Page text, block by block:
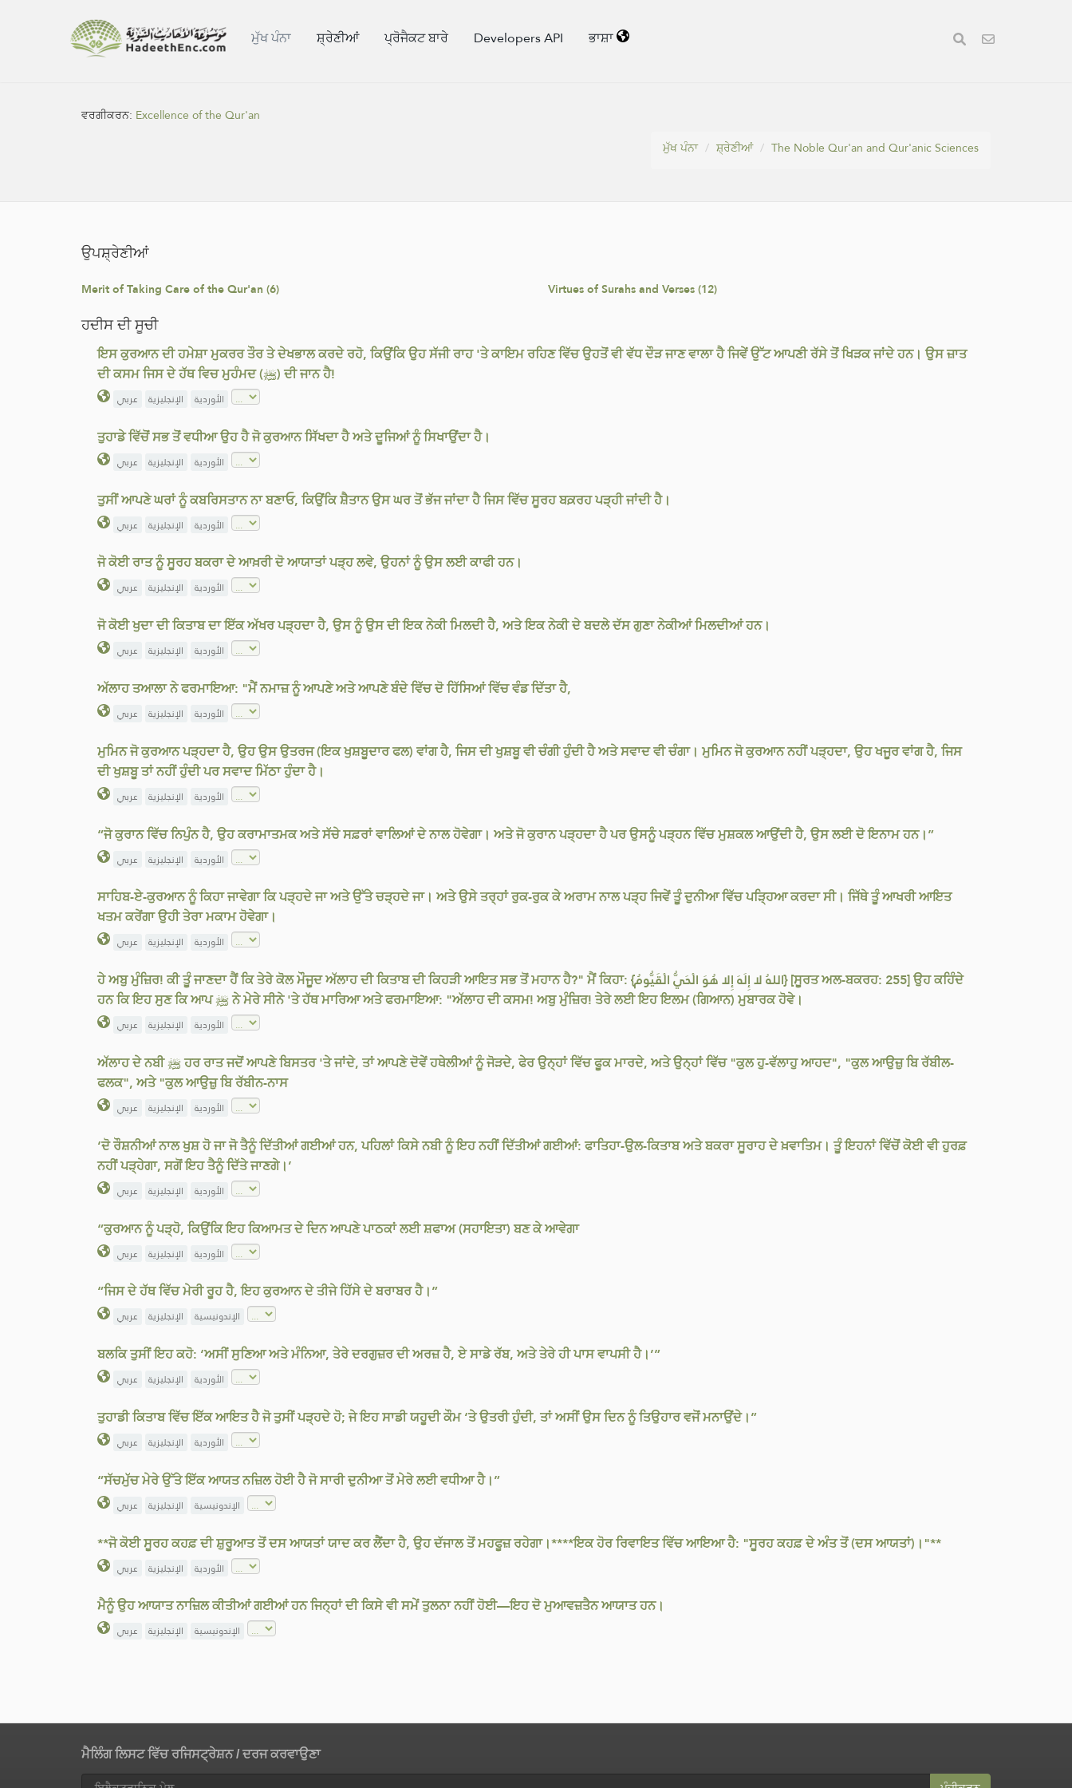
ਮੁੱਖ ਪੰਨਾ ਸ਼੍ਰੇਣੀਆਂ ਪ੍ਰੋਜੈਕਟ ਬਾਰੇ Developers API ਭਾਸ਼ਾ
ਵਰਗੀਕਰਨ: Excellence of the Qur'an
ਮੁੱਖ ਪੰਨਾ
ਸ਼੍ਰੇਣੀਆਂ The Noble Qur'an and Qur'anic Sciences
ਉਪਸ਼੍ਰੇਣੀਆਂ
Merit of Taking Care of the Qur'an (6) Virtues of Surahs and Verses (12)
ਹਦੀਸ ਦੀ ਸੂਚੀ
ਇਸ ਕੁਰਆਨ ਦੀ ਹਮੇਸ਼ਾ ਮੁਕਰਰ ਤੌਰ ਤੇ ਦੇਖਭਾਲ ਕਰਦੇ ਰਹੋ, ਕਿਉਂਕਿ ਉਹ ਸੱਜੀ ਰਾਹ 'ਤੇ ਕਾਇਮ ਰਹਿਣ ਵਿੱਚ ਉਹਤੋਂ ਵੀ ਵੱਧ ਦੌੜ ਜਾਣ ਵਾਲਾ ਹੈ ਜਿਵੇਂ ਉੱਟ ਆਪਣੀ ਰੱਸੇ ਤੋਂ ਖਿੜਕ ਜਾਂਦੇ ਹਨ। ਉਸ ਜ਼ਾਤ
ਦੀ ਕਸਮ ਜਿਸ ਦੇ ਹੱਥ ਵਿਚ ਮੁਹੰਮਦ (ﷺ) ਦੀ ਜਾਨ ਹੈ!
عربي الإنجليزية الأوردية
ਤੁਹਾਡੇ ਵਿੱਚੋਂ ਸਭ ਤੋਂ ਵਧੀਆ ਉਹ ਹੈ ਜੋ ਕੁਰਆਨ ਸਿੱਖਦਾ ਹੈ ਅਤੇ ਦੂਜਿਆਂ ਨੂੰ ਸਿਖਾਉਂਦਾ ਹੈ।
عربي الإنجليزية الأوردية
ਤੁਸੀਂ ਆਪਣੇ ਘਰਾਂ ਨੂੰ ਕਬਰਿਸਤਾਨ ਨਾ ਬਣਾਓ, ਕਿਉਂਕਿ ਸ਼ੈਤਾਨ ਉਸ ਘਰ ਤੋਂ ਭੱਜ ਜਾਂਦਾ ਹੈ ਜਿਸ ਵਿੱਚ ਸੂਰਹ ਬਕ਼ਰਹ ਪੜ੍ਹੀ ਜਾਂਦੀ ਹੈ।
عربي الإنجليزية الأوردية
ਜੋ ਕੋਈ ਰਾਤ ਨੂੰ ਸੂਰਹ ਬਕਰਾ ਦੇ ਆਖ਼ਰੀ ਦੋ ਆਯਾਤਾਂ ਪੜ੍ਹ ਲਵੇ, ਉਹਨਾਂ ਨੂੰ ਉਸ ਲਈ ਕਾਫੀ ਹਨ।
عربي الإنجليزية الأوردية
ਜੋ ਕੋਈ ਖੁਦਾ ਦੀ ਕਿਤਾਬ ਦਾ ਇੱਕ ਅੱਖਰ ਪੜ੍ਹਦਾ ਹੈ, ਉਸ ਨੂੰ ਉਸ ਦੀ ਇਕ ਨੇਕੀ ਮਿਲਦੀ ਹੈ, ਅਤੇ ਇਕ ਨੇਕੀ ਦੇ ਬਦਲੇ ਦੱਸ ਗੁਣਾ ਨੇਕੀਆਂ ਮਿਲਦੀਆਂ ਹਨ।
عربي الإنجليزية الأوردية
ਅੱਲਾਹ ਤਆਲਾ ਨੇ ਫਰਮਾਇਆ: "ਮੈਂ ਨਮਾਜ਼ ਨੂੰ ਆਪਣੇ ਅਤੇ ਆਪਣੇ ਬੰਦੇ ਵਿੱਚ ਦੋ ਹਿੱਸਿਆਂ ਵਿੱਚ ਵੰਡ ਦਿੱਤਾ ਹੈ,
عربي الإنجليزية الأوردية
ਮੁਮਿਨ ਜੋ ਕੁਰਆਨ ਪੜ੍ਹਦਾ ਹੈ, ਉਹ ਉਸ ਉਤਰਜ (ਇਕ ਖੁਸ਼ਬੂਦਾਰ ਫਲ) ਵਾਂਗ ਹੈ, ਜਿਸ ਦੀ ਖੁਸ਼ਬੂ ਵੀ ਚੰਗੀ ਹੁੰਦੀ ਹੈ ਅਤੇ ਸਵਾਦ ਵੀ ਚੰਗਾ। ਮੁਮਿਨ ਜੋ ਕੁਰਆਨ ਨਹੀਂ ਪੜ੍ਹਦਾ, ਉਹ ਖਜੂਰ ਵਾਂਗ ਹੈ, ਜਿਸ
ਦੀ ਖੁਸ਼ਬੂ ਤਾਂ ਨਹੀਂ ਹੁੰਦੀ ਪਰ ਸਵਾਦ ਮਿੱਠਾ ਹੁੰਦਾ ਹੈ।
عربي الإنجليزية الأوردية
“ਜੋ ਕੁਰਾਨ ਵਿੱਚ ਨਿਪੁੰਨ ਹੈ, ਉਹ ਕਰਾਮਾਤਮਕ ਅਤੇ ਸੱਚੇ ਸਫ਼ਰਾਂ ਵਾਲਿਆਂ ਦੇ ਨਾਲ ਹੋਵੇਗਾ। ਅਤੇ ਜੋ ਕੁਰਾਨ ਪੜ੍ਹਦਾ ਹੈ ਪਰ ਉਸਨੂੰ ਪੜ੍ਹਨ ਵਿੱਚ ਮੁਸ਼ਕਲ ਆਉਂਦੀ ਹੈ, ਉਸ ਲਈ ਦੋ ਇਨਾਮ ਹਨ।”
عربي الإنجليزية الأوردية
ਸਾਹਿਬ-ਏ-ਕੁਰਆਨ ਨੂੰ ਕਿਹਾ ਜਾਵੇਗਾ ਕਿ ਪੜ੍ਹਦੇ ਜਾ ਅਤੇ ਉੱਤੇ ਚੜ੍ਹਦੇ ਜਾ। ਅਤੇ ਉਸੇ ਤਰ੍ਹਾਂ ਰੁਕ-ਰੁਕ ਕੇ ਅਰਾਮ ਨਾਲ ਪੜ੍ਹ ਜਿਵੇਂ ਤੂੰ ਦੁਨੀਆ ਵਿੱਚ ਪੜ੍ਹਿਆ ਕਰਦਾ ਸੀ। ਜਿੱਥੇ ਤੂੰ ਆਖਰੀ ਆਇਤ
ਖਤਮ ਕਰੇਂਗਾ ਉਹੀ ਤੇਰਾ ਮਕਾਮ ਹੋਵੇਗਾ।
عربي الإنجليزية الأوردية
ਹੇ ਅਬੁ ਮੁੰਜ਼ਿਰ! ਕੀ ਤੂੰ ਜਾਣਦਾ ਹੈਂ ਕਿ ਤੇਰੇ ਕੋਲ ਮੌਜੂਦ ਅੱਲਾਹ ਦੀ ਕਿਤਾਬ ਦੀ ਕਿਹੜੀ ਆਇਤ ਸਭ ਤੋਂ ਮਹਾਨ ਹੈ?" ਮੈਂ ਕਿਹਾ: {اللهُ لا إِلَهَ إِلا هُوَ الْحَيُّ الْقَيُّومُ} [ਸੂਰਤ ਅਲ-ਬਕਰਹ: 255] ਉਹ ਕਹਿੰਦੇ
ਹਨ ਕਿ ਇਹ ਸੁਣ ਕਿ ਆਪ ﷺ ਨੇ ਮੇਰੇ ਸੀਨੇ 'ਤੇ ਹੱਥ ਮਾਰਿਆ ਅਤੇ ਫਰਮਾਇਆ: "ਅੱਲਾਹ ਦੀ ਕਸਮ! ਅਬੁ ਮੁੰਜ਼ਿਰ! ਤੇਰੇ ਲਈ ਇਹ ਇਲਮ (ਗਿਆਨ) ਮੁਬਾਰਕ ਹੋਵੇ।
عربي الإنجليزية الأوردية
ਅੱਲਾਹ ਦੇ ਨਬੀ ﷺ ਹਰ ਰਾਤ ਜਦੋਂ ਆਪਣੇ ਬਿਸਤਰ 'ਤੇ ਜਾਂਦੇ, ਤਾਂ ਆਪਣੇ ਦੋਵੇਂ ਹਥੇਲੀਆਂ ਨੂੰ ਜੋੜਦੇ, ਫੇਰ ਉਨ੍ਹਾਂ ਵਿੱਚ ਫੂਕ ਮਾਰਦੇ, ਅਤੇ ਉਨ੍ਹਾਂ ਵਿੱਚ "ਕੁਲ ਹੁ-ਵੱਲਾਹੁ ਆਹਦ", "ਕੁਲ ਆਉਜ਼ੁ ਬਿ ਰੱਬੀਲ-
ਫਲਕ", ਅਤੇ "ਕੁਲ ਆਉਜ਼ੁ ਬਿ ਰੱਬੀਨ-ਨਾਸ
عربي الإنجليزية الأوردية
‘ਦੋ ਰੌਸ਼ਨੀਆਂ ਨਾਲ ਖੁਸ਼ ਹੋ ਜਾ ਜੋ ਤੈਨੂੰ ਦਿੱਤੀਆਂ ਗਈਆਂ ਹਨ, ਪਹਿਲਾਂ ਕਿਸੇ ਨਬੀ ਨੂੰ ਇਹ ਨਹੀਂ ਦਿੱਤੀਆਂ ਗਈਆਂ: ਫਾਤਿਹਾ-ਉਲ-ਕਿਤਾਬ ਅਤੇ ਬਕਰਾ ਸੂਰਾਹ ਦੇ ਖ਼ਵਾਤਿਮ। ਤੂੰ ਇਹਨਾਂ ਵਿੱਚੋਂ ਕੋਈ ਵੀ ਹੁਰਫ਼
ਨਹੀਂ ਪੜ੍ਹੇਗਾ, ਸਗੋਂ ਇਹ ਤੈਨੂੰ ਦਿੱਤੇ ਜਾਣਗੇ।’
عربي الإنجليزية الأوردية
“ਕੁਰਆਨ ਨੂੰ ਪੜ੍ਹੋ, ਕਿਉਂਕਿ ਇਹ ਕਿਆਮਤ ਦੇ ਦਿਨ ਆਪਣੇ ਪਾਠਕਾਂ ਲਈ ਸ਼ਫਾਅ (ਸਹਾਇਤਾ) ਬਣ ਕੇ ਆਵੇਗਾ
عربي الإنجليزية الأوردية
“ਜਿਸ ਦੇ ਹੱਥ ਵਿੱਚ ਮੇਰੀ ਰੂਹ ਹੈ, ਇਹ ਕੁਰਆਨ ਦੇ ਤੀਜੇ ਹਿੱਸੇ ਦੇ ਬਰਾਬਰ ਹੈ।”
عربي الإنجليزية الإندونيسية
ਬਲਕਿ ਤੁਸੀਂ ਇਹ ਕਹੋ: ‘ਅਸੀਂ ਸੁਣਿਆ ਅਤੇ ਮੰਨਿਆ, ਤੇਰੇ ਦਰਗੁਜ਼ਰ ਦੀ ਅਰਜ਼ ਹੈ, ਏ ਸਾਡੇ ਰੱਬ, ਅਤੇ ਤੇਰੇ ਹੀ ਪਾਸ ਵਾਪਸੀ ਹੈ।’”
عربي الإنجليزية الأوردية
ਤੁਹਾਡੀ ਕਿਤਾਬ ਵਿੱਚ ਇੱਕ ਆਇਤ ਹੈ ਜੋ ਤੁਸੀਂ ਪੜ੍ਹਦੇ ਹੋ; ਜੇ ਇਹ ਸਾਡੀ ਯਹੂਦੀ ਕੌਮ ‘ਤੇ ਉਤਰੀ ਹੁੰਦੀ, ਤਾਂ ਅਸੀਂ ਉਸ ਦਿਨ ਨੂੰ ਤਿਉਹਾਰ ਵਜੋਂ ਮਨਾਉਂਦੇ।”
عربي الإنجليزية الأوردية
“ਸੱਚਮੁੱਚ ਮੇਰੇ ਉੱਤੇ ਇੱਕ ਆਯਤ ਨਜ਼ਿਲ ਹੋਈ ਹੈ ਜੋ ਸਾਰੀ ਦੁਨੀਆ ਤੋਂ ਮੇਰੇ ਲਈ ਵਧੀਆ ਹੈ।”
عربي الإنجليزية الإندونيسية
**ਜੋ ਕੋਈ ਸੂਰਹ ਕਹਫ਼ ਦੀ ਸ਼ੁਰੂਆਤ ਤੋਂ ਦਸ ਆਯਤਾਂ ਯਾਦ ਕਰ ਲੈਂਦਾ ਹੈ, ਉਹ ਦੱਜਾਲ ਤੋਂ ਮਹਫੂਜ਼ ਰਹੇਗਾ।****ਇਕ ਹੋਰ ਰਿਵਾਇਤ ਵਿੱਚ ਆਇਆ ਹੈ: "ਸੂਰਹ ਕਹਫ਼ ਦੇ ਅੰਤ ਤੋਂ (ਦਸ ਆਯਤਾਂ)।"**
عربي الإنجليزية الأوردية
ਮੈਨੂੰ ਉਹ ਆਯਾਤ ਨਾਜ਼ਿਲ ਕੀਤੀਆਂ ਗਈਆਂ ਹਨ ਜਿਨ੍ਹਾਂ ਦੀ ਕਿਸੇ ਵੀ ਸਮੇਂ ਤੁਲਨਾ ਨਹੀਂ ਹੋਈ—ਇਹ ਦੋ ਮੁਆਵਜ਼ਤੈਨ ਆਯਾਤ ਹਨ।
عربي الإنجليزية الإندونيسية
ਮੈਲਿੰਗ ਲਿਸਟ ਵਿੱਚ ਰਜਿਸਟ੍ਰੇਸ਼ਨ / ਦਰਜ ਕਰਵਾਉਣਾ